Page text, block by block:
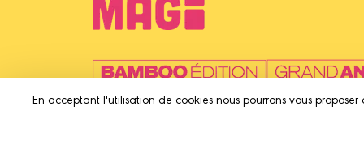
© 2025 Bamboo
En acceptant l'utilisation de cookies nous pourrons vous